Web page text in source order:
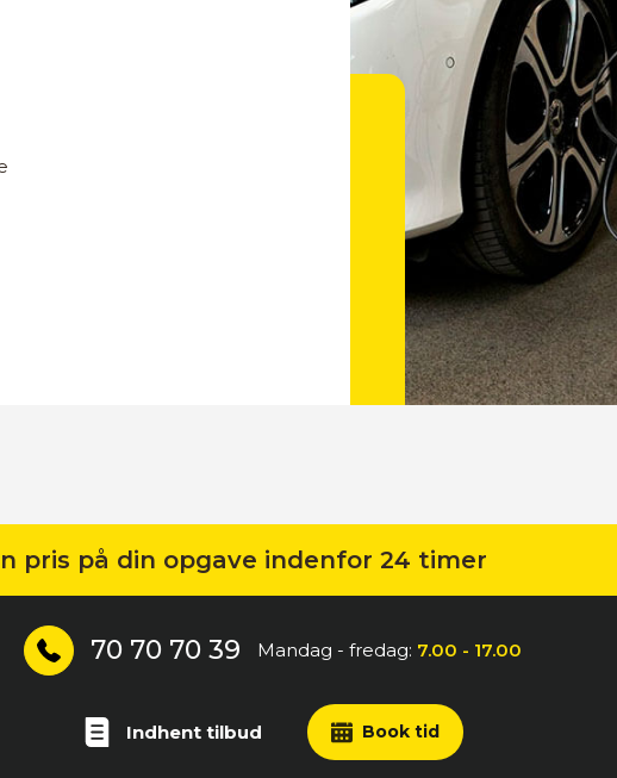
pris på din opgave indenfor 24 timer
70 70 70 39 Mandag - fredag: 7.00 - 17.00
Indhent tilbud Book tid